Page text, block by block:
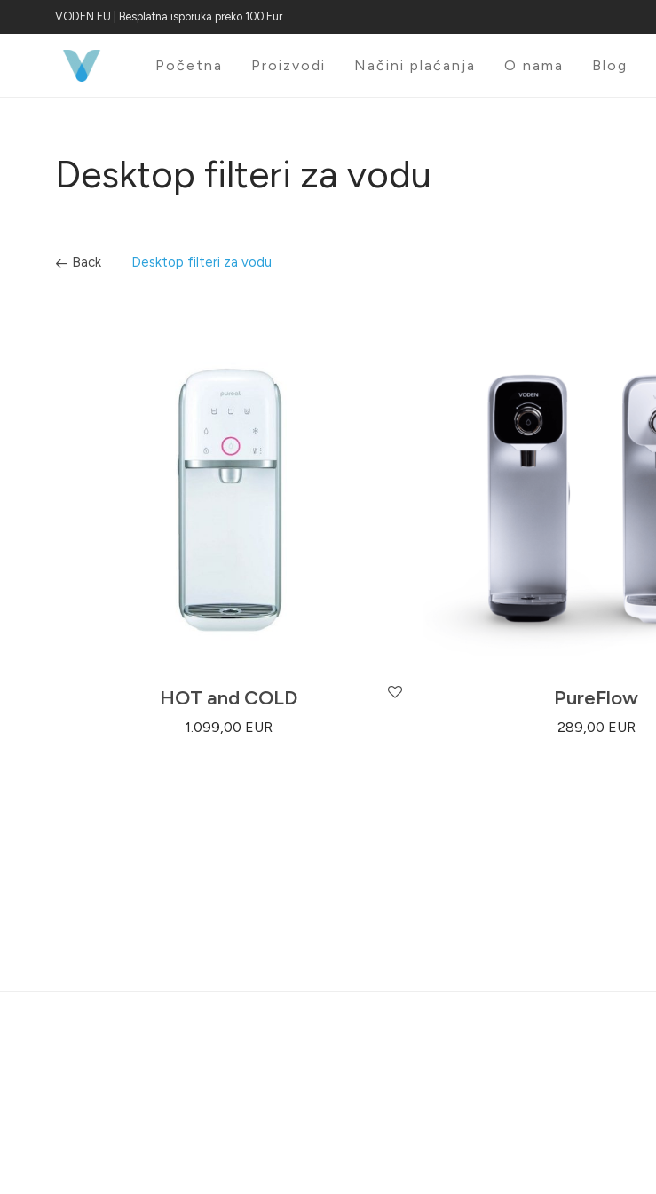
VODEN EU | Besplatna isporuka preko 100 Eur.
Početna Proizvodi Načini plaćanja O nama Blog
Desktop filteri za vodu
Back Desktop filteri za vodu
HOT and COLD
1.099,00 EUR
PureFlow
289,00 EUR